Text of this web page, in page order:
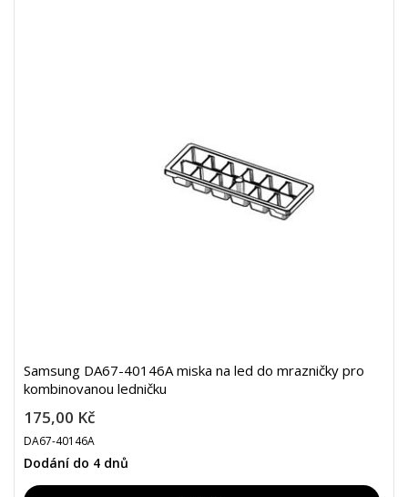
Samsung DA67-40146A miska na led do mrazničky pro
kombinovanou ledničku
175,00 Kč
DA67-40146A
Dodání do 4 dnů